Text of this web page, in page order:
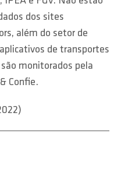
dos sites
além do setor de
de transportes
monitorados pela
Confie.